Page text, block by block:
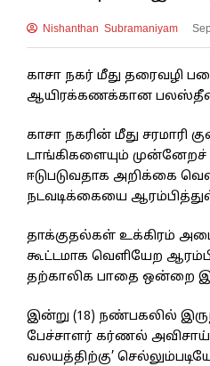
Nishanthan Subramaniyam
காசா நகர் மீது தரைவழி
ஆயிரக்கணக்கான
காசா நகரின் மீது
டாங்கிகளையும் முன்னேறச்
ஈடுபடுவதாக அறிக்கை
நடவடிக்கையை
தாக்குதல்கள் உக்கிரம்
கூட்டமாக வெளியேற
தற்காலிக பாதை ஒன்றை
இன்று (18) நண்பகலில்
பேச்சாளர் கர்ணல் அவிசாய்
வலயத்திற்கு’